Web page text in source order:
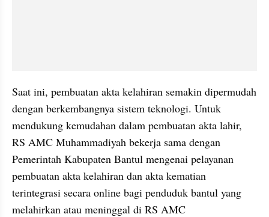
Saat ini, pembuatan akta kelahiran semakin dipermudah
dengan berkembangnya sistem teknologi. Untuk
mendukung kemudahan dalam pembuatan akta lahir,
RS AMC Muhammadiyah bekerja sama dengan
Pemerintah Kabupaten Bantul mengenai pelayanan
pembuatan akta kelahiran dan akta kematian
terintegrasi secara online bagi penduduk bantul yang
melahirkan atau meninggal di RS AMC